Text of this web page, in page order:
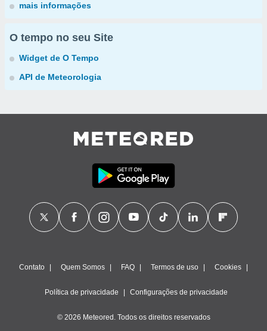
mais informações
O tempo no seu Site
Widget de O Tempo
API de Meteorologia
Contato Quem Somos FAQ Termos de uso Cookies
Política de privacidade Configurações de privacidade
© 2026 Meteored. Todos os direitos reservados